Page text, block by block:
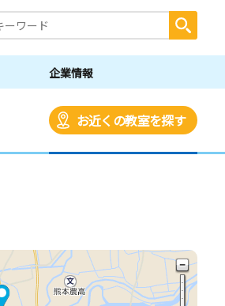
企業情報
お近くの教室を探す